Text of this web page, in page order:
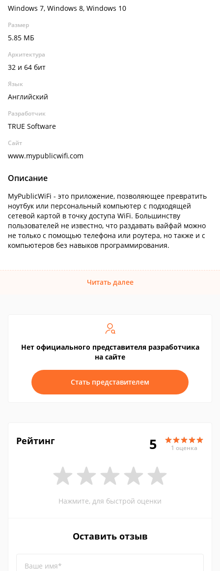
Windows 7, Windows 8, Windows 10
Размер
5.85 МБ
Архитектура
32 и 64 бит
Язык
Английский
Разработчик
TRUE Software
Сайт
www.mypublicwifi.com
Описание
MyPublicWiFi - это приложение, позволяющее превратить
ноутбук или персональный компьютер с подходящей
сетевой картой в точку доступа WiFi. Большинству
пользователей не известно, что раздавать вайфай можно
не только с помощью телефона или роутера, но также и с
компьютеров без навыков программирования.
Читать далее
Нет официального представителя разработчика
на сайте
Стать представителем
Рейтинг 5 1 оценка
Нажмите, для быстрой оценки
Оставить отзыв
Ваше имя*